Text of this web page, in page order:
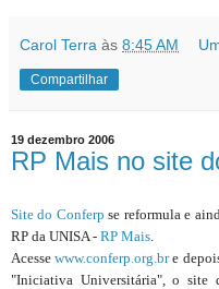
Carol Terra às 8:45 AM
Compartilhar
19 dezembro 2006
RP Mais no site
Site do Conferp se reformula e
RP da UNISA - RP Mais
Acessewww.conferp.org.bre
"Iniciativa Universitária", o site